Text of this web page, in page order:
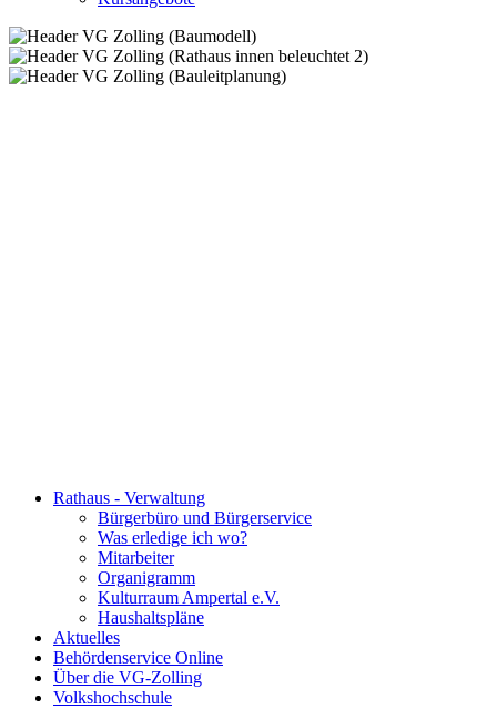
Rathaus - Verwaltung
Bürgerbüro und Bürgerservice
Was erledige ich wo?
Mitarbeiter
Organigramm
Kulturraum Ampertal e.V.
Haushaltspläne
Aktuelles
Behördenservice Online
Über die VG-Zolling
Volkshochschule